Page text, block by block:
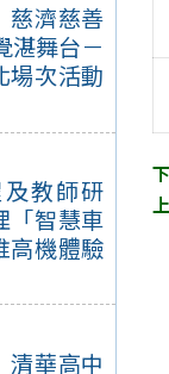
慈濟慈善
湛舞台－
場次活動
及教師研
「智慧車
高機體驗
清華高中